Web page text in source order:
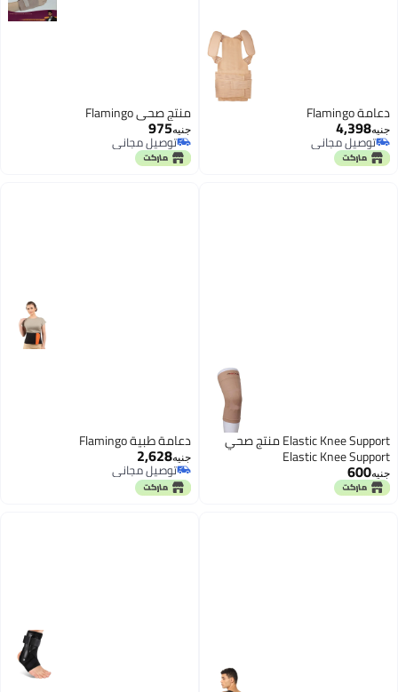
دعامة Flamingo
جنيه4,398
توصيل مجاني
توصيل مجاني
منتج صحي Flamingo
جنيه975
توصيل مجاني
توصيل مجاني
Elastic Knee Support منتج صحي
Elastic Knee Support
جنيه600
دعامة طبية Flamingo
جنيه2,628
توصيل مجاني
توصيل مجاني